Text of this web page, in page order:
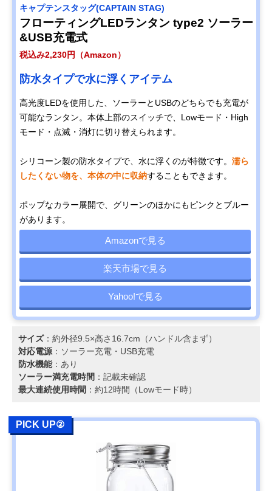
Amazonで見る
キャリー・ザ・サ
ン(CARRY THE
SUN) Cool Bright
Medium
コンパクトにたた
める四角いデザイ
11×11×11cm
ーランタン Solar
BSCESSC0101
時の備えにもおす
キャプテンスタッグ(CAPTAIN STAG)
フローティングLEDランタン type2 ソーラー
&USB充電式
税込み2,230円（Amazon）
防水タイプで水に浮くアイテム
高光度LEDを使用した、ソーラーとUSBのどちらでも充電が
可能なランタン。本体上部のスイッチで、Lowモード・High
モード・点滅・消灯に切り替えられます。
シリコーン製の防水タイプで、水に浮くのが特徴です。 濡ら
したくない物を、本体の中に収納することもできます。
ポップなカラー展開で、グリーンのほかにもピンクとブルー
があります。
Amazonで見る
楽天市場で見る
Yahoo!で見る
サイズ：約外径9.5×高さ16.7cm（ハンドル含まず）
対応電源：ソーラー充電・USB充電
防水機能：あり
ソーラー満充電時間 ：記載未確認
最大連続使用時間 ：約12時間（Lowモード時）
PICK UP②